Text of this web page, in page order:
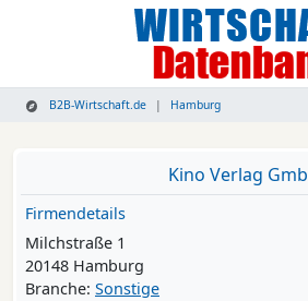
B2B-Wirtschaft.de Hamburg
Kino Verlag
Firmendetails
Milchstraße 1
20148 Hamburg
Branche: Sonstige